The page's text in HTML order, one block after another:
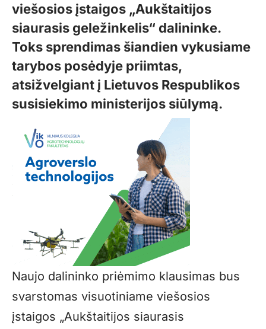
viešosios įstaigos „Aukštaitijos
siaurasis geležinkelis“ dalininke.
Toks sprendimas šiandien vykusiame
tarybos posėdyje priimtas,
atsižvelgiant į Lietuvos Respublikos
susisiekimo ministerijos siūlymą.
Naujo dalininko priėmimo klausimas bus
svarstomas visuotiniame viešosios
įstaigos „Aukštaitijos siaurasis